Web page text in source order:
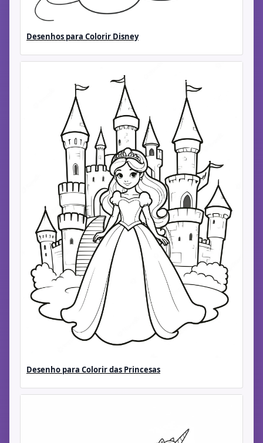
Desenhos para Colorir Disney
Desenho para Colorir das Princesas